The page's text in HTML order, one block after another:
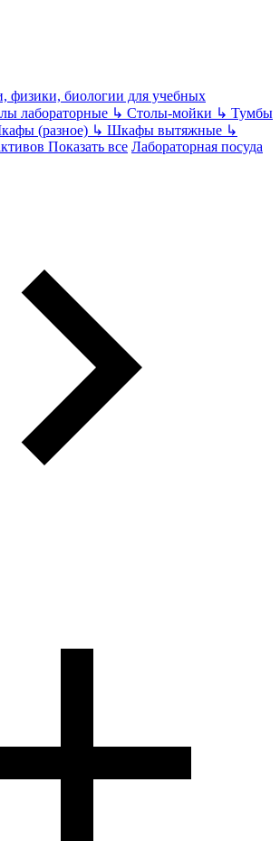
физики, биологии для учебных
лабораторные ↳ Столы-мойки ↳ Тумбы
(разное) ↳ Шкафы вытяжные ↳
Показать все Лабораторная посуда